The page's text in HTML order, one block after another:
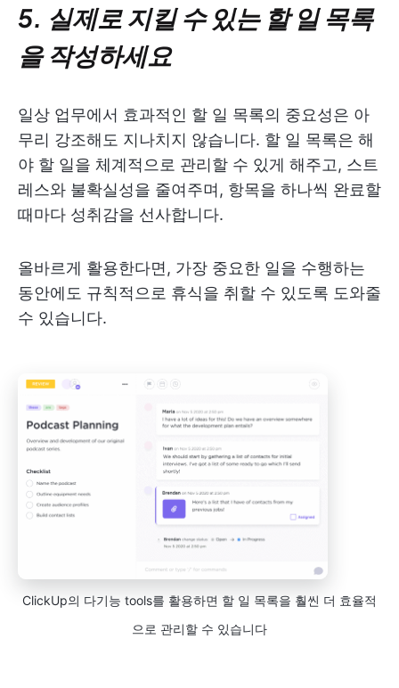
5. 실제로 지킬 수 있는 할 일 목록
을 작성하세요
일상 업무에서 효과적인 할 일 목록의 중요성은 아
무리 강조해도 지나치지 않습니다. 할 일 목록은 해
야 할 일을 체계적으로 관리할 수 있게 해주고, 스트
레스와 불확실성을 줄여주며, 항목을 하나씩 완료할
때마다 성취감을 선사합니다.
올바르게 활용한다면, 가장 중요한 일을 수행하는
동안에도 규칙적으로 휴식을 취할 수 있도록 도와줄
수 있습니다.
ClickUp의 다기능 tools를 활용하면 할 일 목록을 훨씬 더 효율적
으로 관리할 수 있습니다